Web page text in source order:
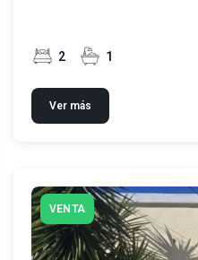
2 1
Ver más
VENTA